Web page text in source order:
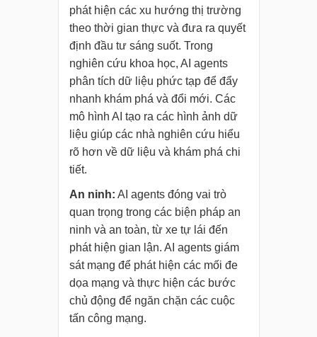
phát hiện các xu hướng thị trường
theo thời gian thực và đưa ra quyết
định đầu tư sáng suốt. Trong
nghiên cứu khoa học, AI agents
phân tích dữ liệu phức tạp để đẩy
nhanh khám phá và đổi mới. Các
mô hình AI tạo ra các hình ảnh dữ
liệu giúp các nhà nghiên cứu hiểu
rõ hơn về dữ liệu và khám phá chi
tiết.
An ninh: AI agents đóng vai trò
quan trọng trong các biện pháp an
ninh và an toàn, từ xe tự lái đến
phát hiện gian lận. AI agents giám
sát mạng để phát hiện các mối đe
dọa mạng và thực hiện các bước
chủ động để ngăn chặn các cuộc
tấn công mạng.